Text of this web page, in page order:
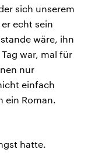
sich unserem
echt sein
wäre, ihn
war, mal für
nur
einfach
ein Roman.
hatte.